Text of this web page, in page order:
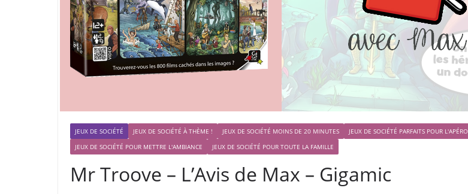
JEUX DE SOCIÉTÉ JEUX DE SOCIÉTÉ À THÈME ! JEUX DE SOCIÉTÉ MOINS DE 20 MINUTES
JEUX DE SOCIÉTÉ PARFAITS POUR L'APÉRO
JEUX DE SOCIÉTÉ POUR METTRE L'AMBIANCE
JEUX DE SOCIÉTÉ POUR TOUTE LA FAMILLE
Mr Troove – L’Avis de Max – Gigamic